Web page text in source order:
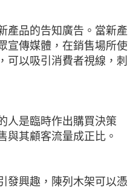
產品的告知廣告。當新產
宣傳媒體，在銷售場所使
可以吸引消費者視線，刺
人是臨時作出購買決策
與其顧客流量成正比。
發興趣，陳列木架可以憑